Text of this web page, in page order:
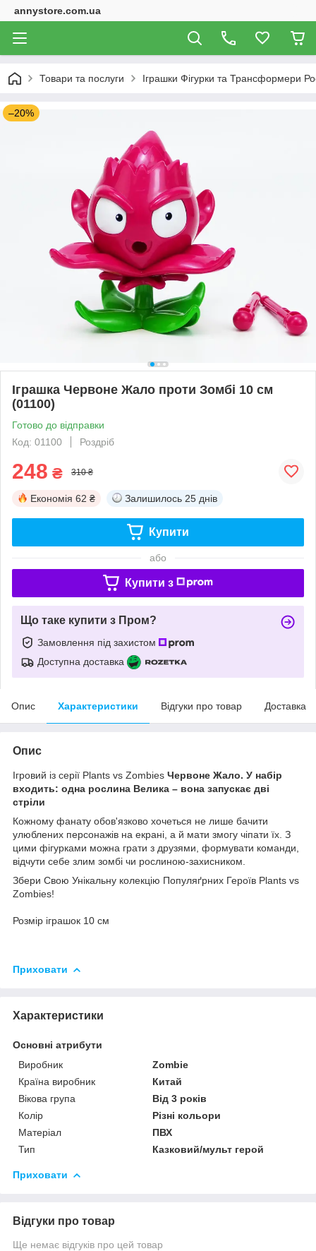
annystore.com.ua
Товари та послуги Іграшки Фігурки та Трансформери
–20%
Іграшка Червоне Жало проти Зомбі 10 см
(01100)
Готово до відправки
Код: 01100
Роздріб
248 ₴ 310 ₴
Економія 62 ₴ Залишилось 25 днів
Купити
або
Купити з
Що таке купити з Пром?
Замовлення під захистом
Доступна доставка
Опис Характеристики Відгуки про товар Доставка
Опис
Ігровий із серії Plants vs Zombies Червоне Жало. У набір
входить: одна рослина Велика – вона запускає дві
стріли
Кожному фанату обов'язково хочеться не лише бачити
улюблених персонажів на екрані, а й мати змогу чіпати їх. З
цими фігурками можна грати з друзями, формувати команди,
відчути себе злим зомбі чи рослиною-захисником.
Збери Свою Унікальну колекцію Популяґрних Героїв Plants vs
Zombies!
Розмір іграшок 10 см
Приховати
Характеристики
Основні атрибути
Виробник
Zombie
Країна виробник
Китай
Вікова група
Від 3 років
Колір
Різні кольори
Матеріал
ПВХ
Тип
Казковий/мульт герой
Приховати
Відгуки про товар
Ще немає відгуків про цей товар